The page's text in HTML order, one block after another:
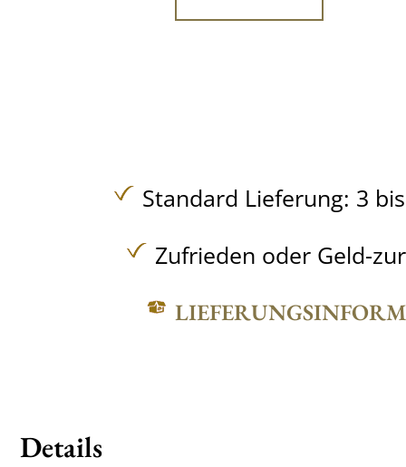
Standard Lieferung: 3
Zufrieden oder Geld-
Details